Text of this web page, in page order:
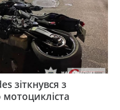
зіткнувся з
мотоцикліста